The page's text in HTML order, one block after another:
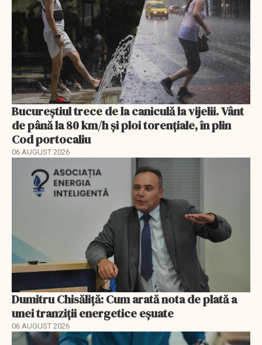
Bucureștiul trece de la caniculă la vijelii. Vânt
de până la 80 km/h și ploi torențiale, în plin
Cod portocaliu
06 AUGUST 2026
Dumitru Chisăliță: Cum arată nota de plată a
unei tranziții energetice eșuate
06 AUGUST 2026